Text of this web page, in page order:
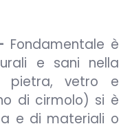
Fondamentale è
e sani nella
pietra, vetro e
di cirmolo) si è
e di materiali o